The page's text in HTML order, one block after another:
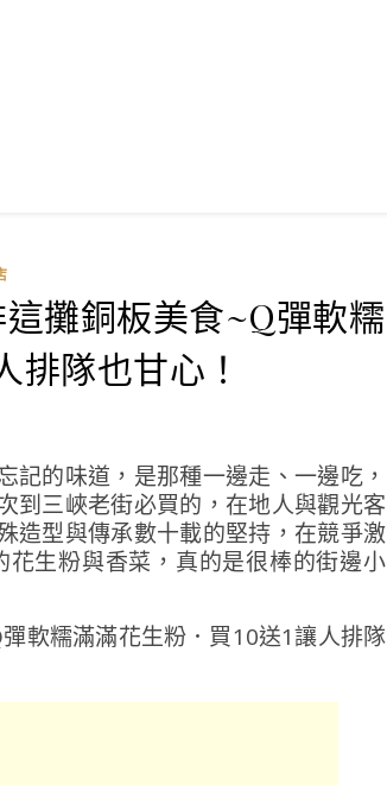
攤銅板美食~Q彈軟糯
排隊也甘心！
記的味道，是那種一邊走、一邊吃，
到三峽老街必買的，在地人與觀光客
造型與傳承數十載的堅持，在競爭激
生粉與香菜，真的是很棒的街邊小